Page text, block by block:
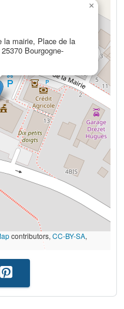
la mairie, Place de la
Bourgogne-
×
contributors, CC-BY-SA,